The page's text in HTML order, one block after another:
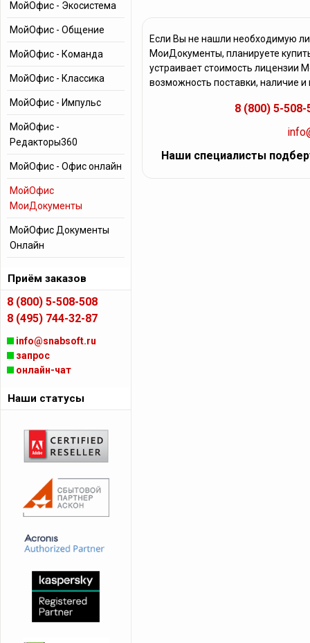
Если Вы не нашли необходимую
МоиДокументы, планируете
устраивает стоимость
возможность поставки, наличие
8 (800) 5-508-
Наши специалисты
МойОфис - Экосистема
МойОфис - Общение
МойОфис - Команда
МойОфис - Классика
МойОфис - Импульс
МойОфис -
Редакторы360
МойОфис - Офис онлайн
МойОфис
МоиДокументы
МойОфис Документы
Онлайн
Приём заказов
8 (800) 5-508-508
8 (495) 744-32-87
info@snabsoft.ru
запрос
онлайн-чат
Наши статусы